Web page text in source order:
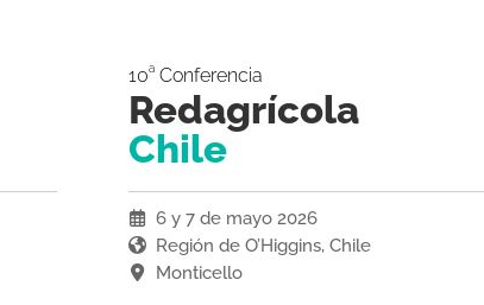
10aConferencia
Redagrícola
Chile
6 y 7 de mayo 2026
Región de O’Higgins, Chile
Monticello